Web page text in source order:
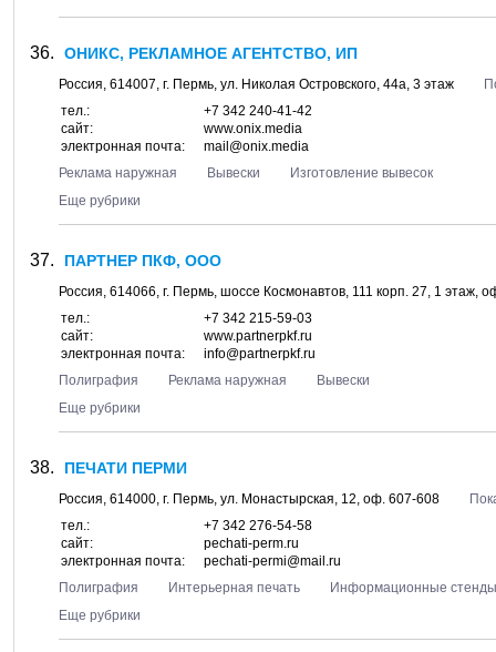
ОНИКС, РЕКЛАМНОЕ АГЕНТСТВО, ИП
Россия, 614007, г. Пермь, ул. Николая Островского, 44а, 3 этаж
тел.:
+7 342 240-41-42
сайт:
www.onix.media
электронная почта:
mail@onix.media
Реклама наружная
Вывески
Изготовление вывесок
Еще рубрики
ПАРТНЕР ПКФ, ООО
Россия, 614066, г. Пермь, шоссе Космонавтов, 111 корп. 27, 1 этаж,
тел.:
+7 342 215-59-03
сайт:
www.partnerpkf.ru
электронная почта:
info@partnerpkf.ru
Полиграфия
Реклама наружная
Вывески
Еще рубрики
ПЕЧАТИ ПЕРМИ
Россия, 614000, г. Пермь, ул. Монастырская, 12, оф. 607-608
тел.:
+7 342 276-54-58
сайт:
pechati-perm.ru
электронная почта:
pechati-permi@mail.ru
Полиграфия
Интерьерная печать
Информационные стенды
Еще рубрики